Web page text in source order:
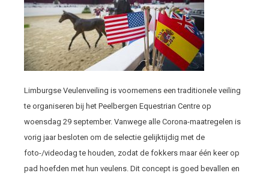
Limburgse Veulenveiling is voornemens een traditionele veiling
te organiseren bij het Peelbergen Equestrian Centre op
woensdag 29 september. Vanwege alle Corona-maatregelen is
vorig jaar besloten om de selectie gelijktijdig met de
foto-/videodag te houden, zodat de fokkers maar één keer op
pad hoefden met hun veulens. Dit concept is goed bevallen en